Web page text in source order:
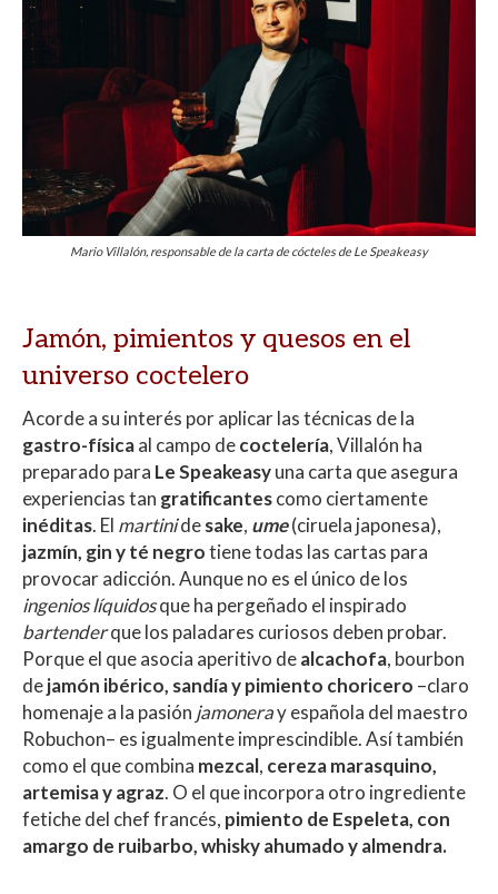
Mario Villalón, responsable de la carta de cócteles de Le Speakeasy
Jamón, pimientos y quesos en el
universo coctelero
Acorde a su interés por aplicar las técnicas de la
gastro-físicaal campo decoctelería, Villalón ha
preparado para Le Speakeasyuna carta que asegura
experiencias tan gratificantescomo ciertamente
inéditas. El martinidesake, ume(ciruela japonesa),
jazmín, gin y té negrotiene todas las cartas para
provocar adicción. Aunque no es el único de los
ingenios líquidosque ha pergeñado el inspirado
bartenderque los paladares curiosos deben probar.
Porque el que asocia aperitivo dealcachofa, bourbon
dejamón ibérico, sandía y pimiento choricero –claro
homenaje a la pasión jamoneray española del maestro
Robuchon– es igualmente imprescindible. Así también
como el que combina mezcal, cereza marasquino,
artemisa y agraz. O el que incorpora otro ingrediente
fetiche del chef francés, pimiento de Espeleta, con
amargo de ruibarbo, whisky ahumado y almendra.